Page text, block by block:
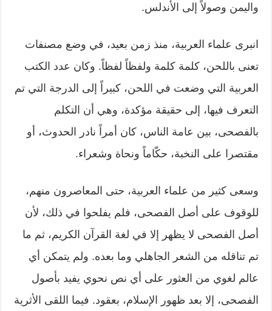
واليمن وصولاً إلى الأندلس.
انبرى علماء العربية، منذ زمن بعيد، في وضع مصنفات
تعنى باللحن، كلمة كلمة ولفظاً لفظاً. وكان عدد الكتب
العربية التي وضعت في اللحن، كبيراً إلى الدرجة التي تم
التعرف فيها، إلى حقيقة مؤكدة، وهي أن التكلم
بالفصحى، بين عامة الناس، كان أمراً نادر الحدوث، أو
مقتصرا على النخبة، حكّاماً ونحاة وشعراء.
وسعى كثير من علماء العربية، حتى المعاصرون منهم،
للوقوف على أصل الفصحى، فلم يفلحوا في ذلك، لأن
أصل الفصحى لا يظهر إلا في لغة القرآن الكريم، ثم ما
تم تناقله من الشعر الجاهلي وما بعده. ولم يتمكن أي
عالم لغوي من العثور على أي نص نحوي يفيد بأصول
الفصحى، إلا بعد ظهور الإسلام، بعقود. فيما اللقى الأثرية